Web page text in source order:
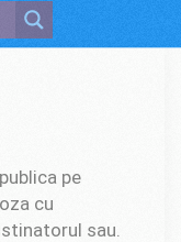
pe
cu
sau.